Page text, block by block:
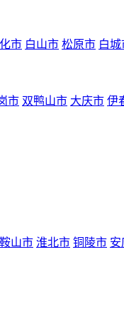
市 白山市 松原市 白城
市 双鸭山市 大庆市 伊
山市 淮北市 铜陵市 安